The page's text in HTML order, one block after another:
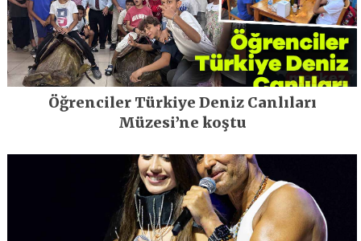
Öğrenciler Türkiye Deniz Canlıları
Müzesi’ne koştu